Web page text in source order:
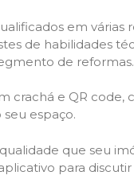
em
de habilidades
de reformas.
crachá e QR
espaço.
que seu
para